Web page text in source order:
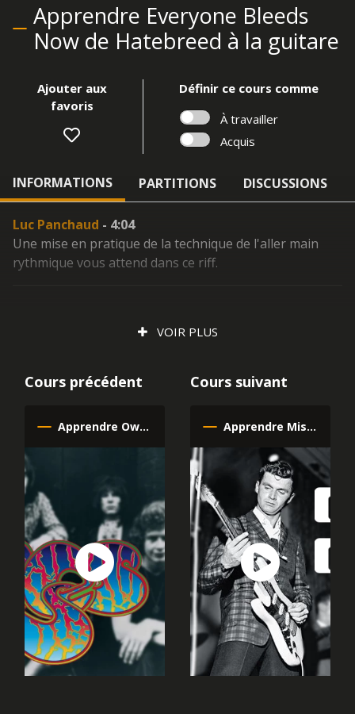
Apprendre Everyone Bleeds
Now de Hatebreed à la guitare
Ajouter aux
favoris
Définir ce cours comme
À travailler
Acquis
INFORMATIONS PARTITIONS DISCUSSIONS
Luc Panchaud - 4:04
Une mise en pratique de la technique de l'aller main
rythmique vous attend dans ce riff.
VOIR PLUS
Cours suivant
Apprendre Misirlou de Dick Dale à la guitare
Cours précédent
Apprendre Owner of a Lonely Heart de Yes à la guitare